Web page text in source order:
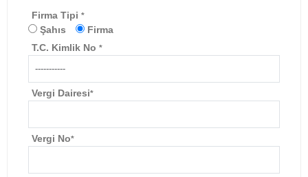
Firma Tipi *
Şahıs
Firma
T.C. Kimlik No *
Vergi Dairesi*
Vergi No*